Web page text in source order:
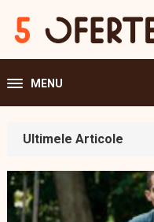
MENU
Ultimele Articole